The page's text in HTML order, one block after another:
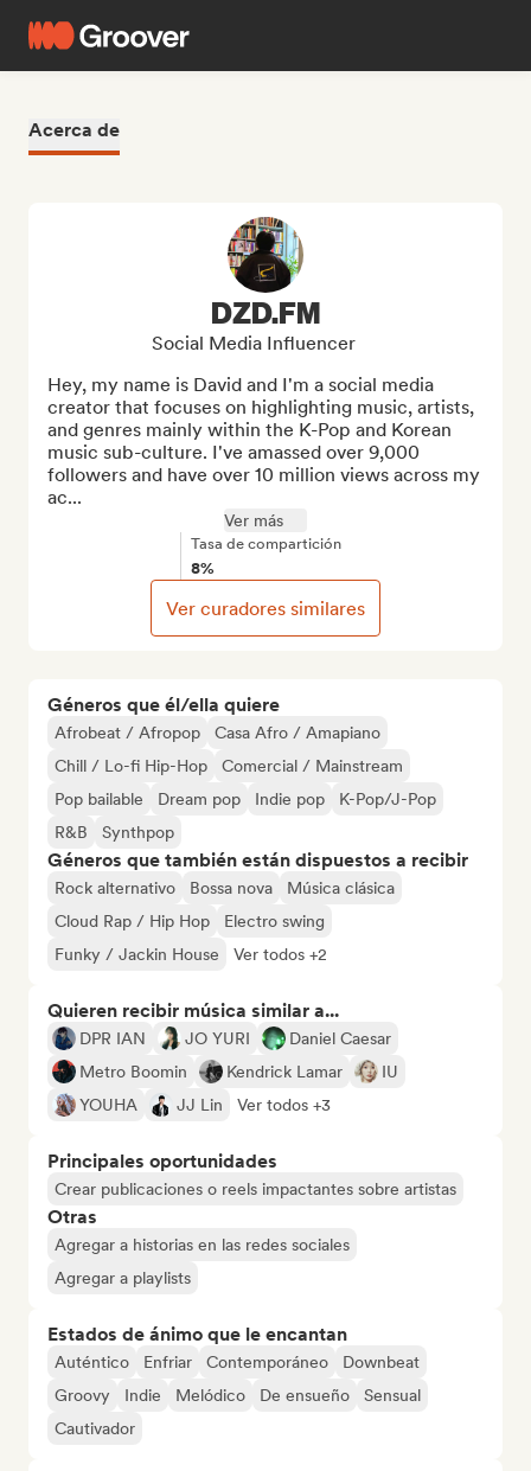
Acerca de
Géneros que él/ella quiere
Afrobeat / Afropop
Casa Afro / Amapiano
Chill / Lo-fi Hip-Hop
Comercial / Mainstream
Pop bailable
Dream pop Indie pop
K-Pop/J-Pop
R&B
Synthpop
Géneros que también están dispuestos a recibir
Rock alternativo Bossa nova
Música clásica
Cloud Rap / Hip Hop
Electro swing
Funky / Jackin House
Ver todos +2
Quieren recibir música similar a...
DPR IAN JO YURI
Daniel Caesar
Metro Boomin
Kendrick Lamar
IU
YOUHA
JJ Lin Ver todos +3
Principales oportunidades
Crear publicaciones o reels impactantes sobre artistas
Otras
Agregar a historias en las redes sociales
Agregar a playlists
Estados de ánimo que le encantan
Auténtico Enfriar Contemporáneo
Downbeat
Groovy
Indie Melódico De ensueño
Sensual
Cautivador
DZD.FM
Social Media Influencer
Hey, my name is David and I'm a social media
creator that focuses on highlighting music, artists,
and genres mainly within the K-Pop and Korean
music sub-culture. I've amassed over 9,000
followers and have over 10 million views across my
ac...
Ver más
Tasa de compartición
8%
Ver curadores similares